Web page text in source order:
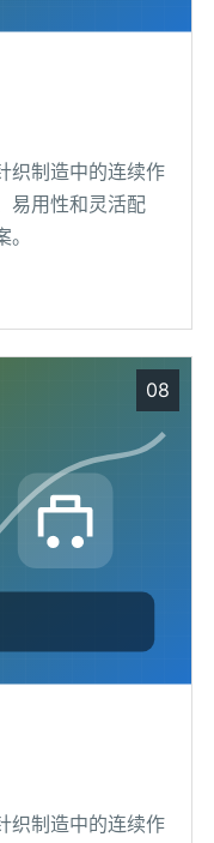
织制造中的连续作
易用性和灵活配
08
织制造中的连续作